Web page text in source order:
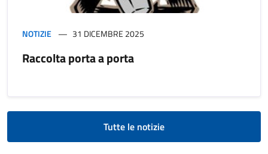
NOTIZIE 31 DICEMBRE 2025
Raccolta porta a porta
Tutte le notizie